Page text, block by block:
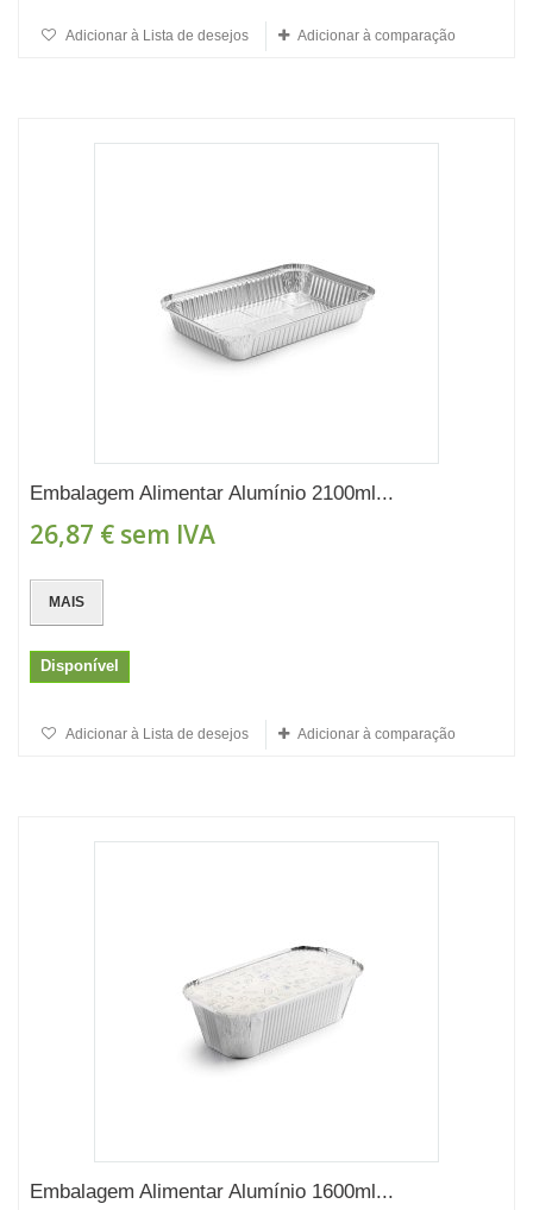
Adicionar à Lista de desejos Adicionar à comparação
Embalagem Alimentar Alumínio 2100ml...
26,87 € sem IVA
MAIS
Disponível
Adicionar à Lista de desejos Adicionar à comparação
Embalagem Alimentar Alumínio 1600ml...